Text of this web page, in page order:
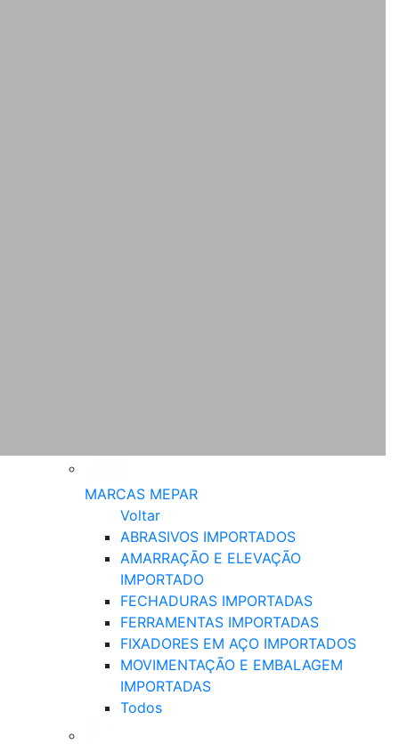
MARCAS MEPAR
Voltar
ABRASIVOS IMPORTADOS
AMARRAÇÃO E ELEVAÇÃO
IMPORTADO
FECHADURAS IMPORTADAS
FERRAMENTAS IMPORTADAS
FIXADORES EM AÇO IMPORTADOS
MOVIMENTAÇÃO E EMBALAGEM
IMPORTADAS
Todos